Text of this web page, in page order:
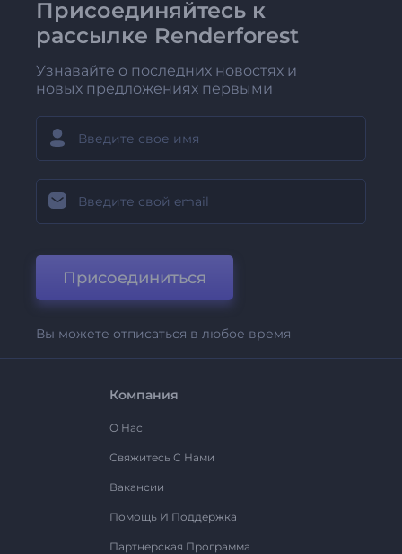
Присоединяйтесь к
рассылке Renderforest
Узнавайте о последних новостях и
новых предложениях первыми
Присоединиться
Вы можете отписаться в любое время
Компания
О Нас
Свяжитесь С Нами
Вакансии
Помощь И Поддержка
Партнерская Программа